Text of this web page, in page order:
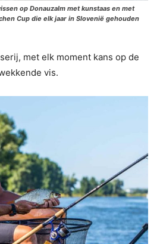
op Donauzalm met kunstaas en met
Cup die elk jaar in Slovenië gehouden
met elk moment kans op de
vis.